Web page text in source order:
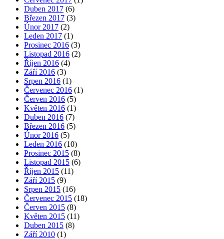
Duben 2017 (6)
Březen 2017 (3)
Únor 2017 (2)
Leden 2017 (1)
Prosinec 2016 (3)
Listopad 2016 (2)
Říjen 2016 (4)
Září 2016 (3)
Srpen 2016 (1)
Červenec 2016 (1)
Červen 2016 (5)
Květen 2016 (1)
Duben 2016 (7)
Březen 2016 (5)
Únor 2016 (5)
Leden 2016 (10)
Prosinec 2015 (8)
Listopad 2015 (6)
Říjen 2015 (11)
Září 2015 (9)
Srpen 2015 (16)
Červenec 2015 (18)
Červen 2015 (8)
Květen 2015 (11)
Duben 2015 (8)
Září 2010 (1)